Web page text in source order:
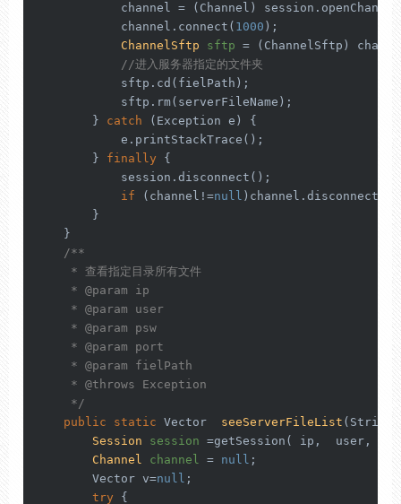
channel = (Channel)
            channel.connect(
1000 );
ChannelSftp
sftp = (ChannelSftp)
//进入服务器指定的文件夹
            sftp.cd(fielPath);
            sftp.rm(serverFileName);
        }
catch (Exception e) {
            e.printStackTrace();
        }
finally {
            session.disconnect();
if (channel!=null )channel.disconnect();
        }
    }
/**
     * 查看指定目录所有文件
     *
@param ip
     *
@param user
     *
@param psw
     *
@param port
     *
@param fielPath
     *
@throws Exception
     */
public
static Vector seeServerFileList
Session
session =getSession( ip,  user,
Channel
channel = null ;
        Vector v=
null ;
try {